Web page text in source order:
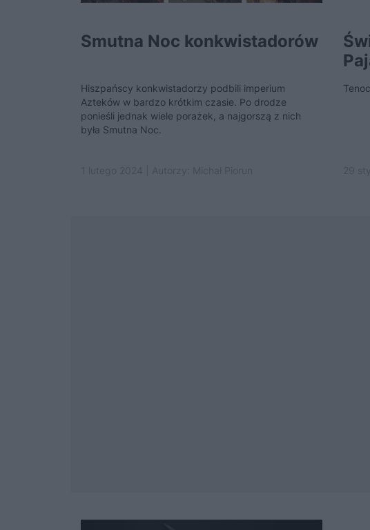
Smutna Noc konkwistadorów
Hiszpańscy konkwistadorzy podbili imperium
Azteków w bardzo krótkim czasie. Po drodze
ponieśli jednak wiele porażek, a najgorszą z nich
była Smutna Noc.